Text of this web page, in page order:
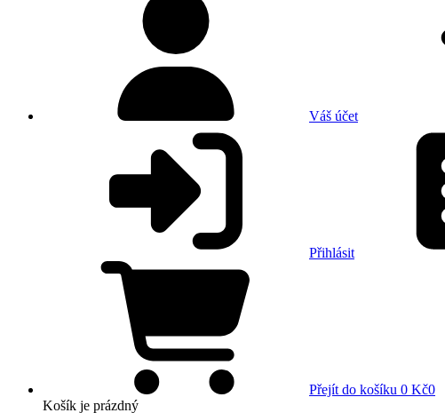
Váš účet
Přihlásit
Přejít do košíku 0 Kč0
Košík je prázdný